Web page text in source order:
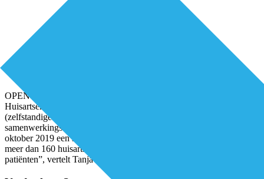
OPEN Rijnmond is een gezamenlijk initiatief van LHV
Huisartsenkring Rotterdam, zorggroep IZER en Het Netwerk
(zelfstandige GEZ-gezondheidscentra en kleinere zorggroepen). Het
samenwerkingsverband kent een vliegende start.“We hebben in
oktober 2019 een subsidieaanvraag ingediend bij VWS namens
meer dan 160 huisartsenpraktijken, met samen ruim een half miljoen
patiënten”, vertelt Tanja Swinkels,